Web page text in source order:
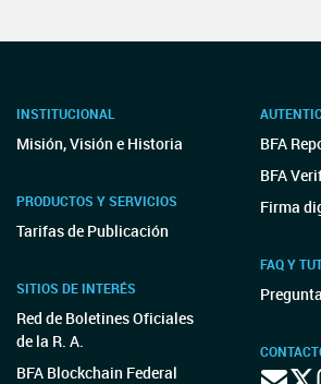
INSTITUCIONAL
Misión, Visión e Historia
PRODUCTOS Y SERVICIOS
Tarifas de Publicación
SITIOS DE INTERÉS
Red de Boletines Oficiales
de la R. A.
BFA Blockchain Federal
BFA
BFA
Firma
FAQ Y